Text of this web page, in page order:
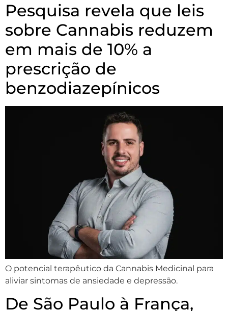
Pesquisa revela que leis
sobre Cannabis reduzem
em mais de 10% a
prescrição de
benzodiazepínicos
O potencial terapêutico da Cannabis Medicinal para
aliviar sintomas de ansiedade e depressão.
De São Paulo à França,